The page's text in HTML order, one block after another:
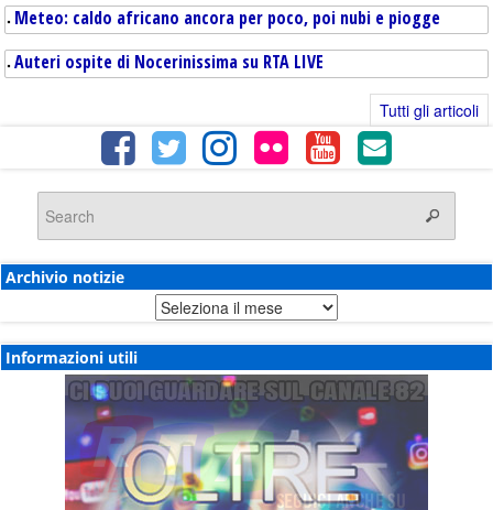
Meteo: caldo africano ancora per poco, poi nubi e piogge
Auteri ospite di Nocerinissima su RTA LIVE
Tutti gli articoli
Archivio notizie
Archivio
Informazioni utili